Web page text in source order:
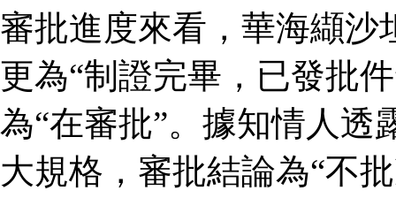
審批進度來看，華海纈沙
更為“制證完畢，已發批
為“在審批”。據知情人透
大規格，審批結論為“不